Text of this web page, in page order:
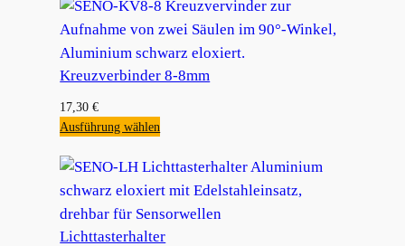
Kreuzverbinder 8-8mm
17,30€
Ausführung wählen
Lichttasterhalter